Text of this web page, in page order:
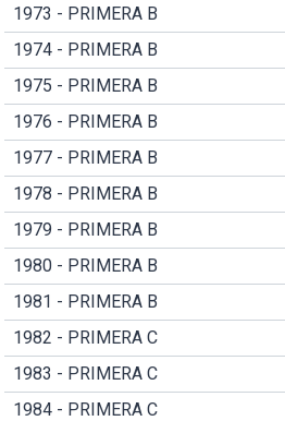
1973 - PRIMERA B
1974 - PRIMERA B
1975 - PRIMERA B
1976 - PRIMERA B
1977 - PRIMERA B
1978 - PRIMERA B
1979 - PRIMERA B
1980 - PRIMERA B
1981 - PRIMERA B
1982 - PRIMERA C
1983 - PRIMERA C
1984 - PRIMERA C